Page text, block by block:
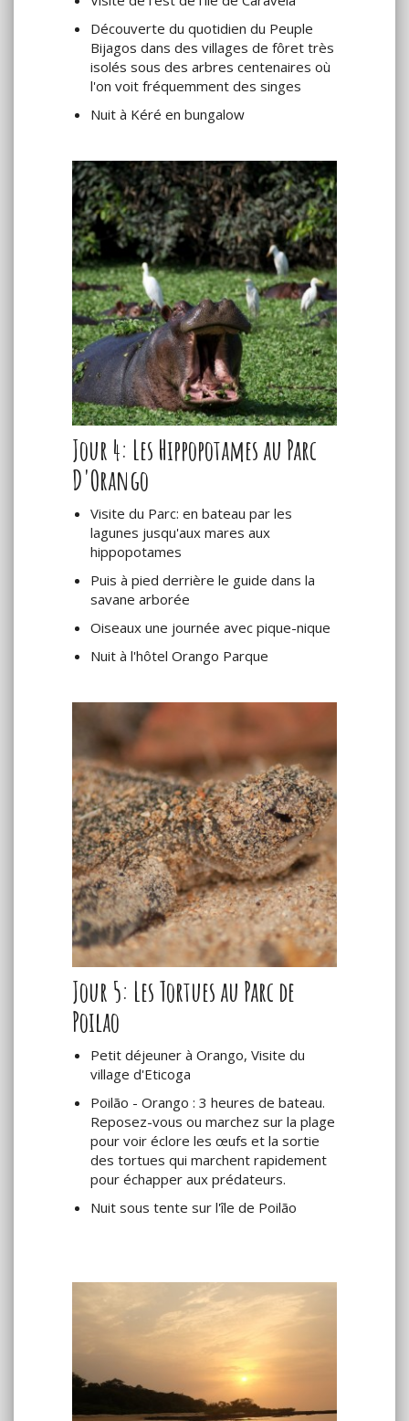
Découverte du quotidien du Peuple
Bijagos dans des villages de fôret très
isolés sous des arbres centenaires où
l'on voit fréquemment des singes
Nuit à Kéré en bungalow
Jour 4: Les Hippopotames au Parc
D'Orango
Visite du Parc: en bateau par les
lagunes jusqu'aux mares aux
hippopotames
Puis à pied derrière le guide dans la
savane arborée
Oiseaux une journée avec pique-nique
Nuit à l'hôtel Orango Parque
Jour 5: Les Tortues au Parc de
Poilao
Petit déjeuner à Orango, Visite du
village d'Eticoga
Poilão - Orango : 3 heures de bateau.
Reposez-vous ou marchez sur la plage
pour voir éclore les œufs et la sortie
des tortues qui marchent rapidement
pour échapper aux prédateurs.
Nuit sous tente sur l'île de Poilão